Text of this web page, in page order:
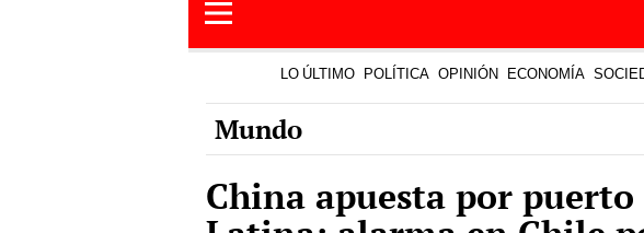
LO ÚLTIMO POLÍTICA OPINIÓN ECONOMÍA
Mundo
China apuesta por